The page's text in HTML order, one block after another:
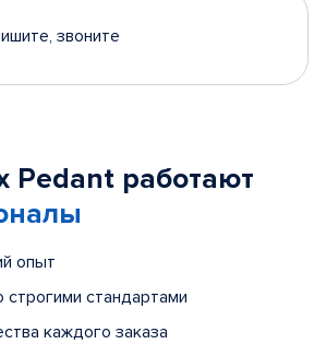
звоните
Pedant работают
опыт
строгими стандартами
каждого заказа